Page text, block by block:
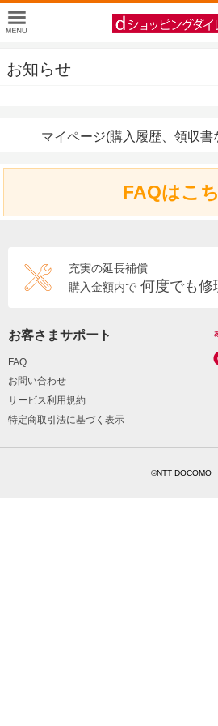
お知らせ
マイページ(購入履歴、領収書
FAQはこ
充実の延長補償
購入金額内で 何度でも修
お客さまサポート
FAQ
お問い合わせ
サービス利用規約
特定商取引法に基づく表示
©NTT DOCOMO